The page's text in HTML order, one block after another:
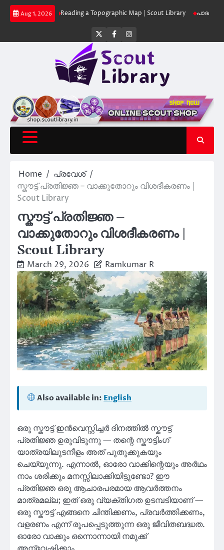
Skip
Aug 1, 2026
Reading a Topographic Map | Scout Library പാദമുദ്രകൾ വിടരുത്
Twitter
FacebookInstagram
Home
പ്രവേശ്
സ്കൗട്ട് പ്രതിജ്ഞ – വാക്കുതോറും വിശദീകരണം |
Scout Library
സ്കൗട്ട് പ്രതിജ്ഞ –
വാക്കുതോറും വിശദീകരണം |
Scout Library
March 29, 2026 Ramkumar R
Also available in: English
ഒരു സ്കൗട്ട് ഇൻവെസ്റ്റിച്ചർ ദിനത്തിൽ സ്കൗട്ട്
പ്രതിജ്ഞ ഉരുവിടുന്നു — തന്റെ സ്കൗട്ടിംഗ്
യാത്രയിലുടനീളം അത് പുതുക്കുകയും
ചെയ്യുന്നു. എന്നാൽ, ഓരോ വാക്കിന്റെയും അർഥം
നാം ശരിക്കും മനസ്സിലാക്കിയിട്ടുണ്ടോ? ഈ
പ്രതിജ്ഞ ഒരു ആചാരപരമായ ആവർത്തനം
മാത്രമല്ല; ഇത് ഒരു വ്യക്തിഗത ഉടമ്പടിയാണ് —
ഒരു സ്കൗട്ട് എങ്ങനെ ചിന്തിക്കണം, പ്രവർത്തിക്കണം,
വളരണം എന്ന് രൂപപ്പെടുത്തുന്ന ഒരു ജീവിതബദ്ധത.
ഓരോ വാക്കും ഒന്നൊന്നായി നമുക്ക്